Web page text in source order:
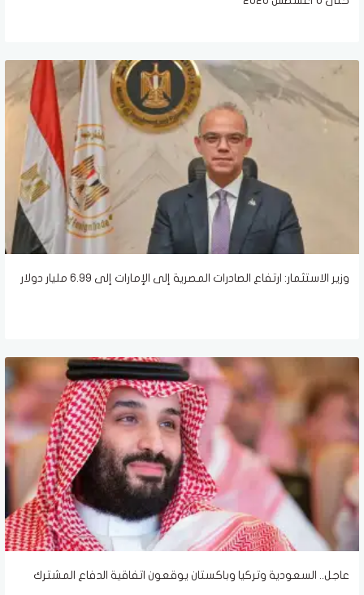
وزير الاستثمار: ارتفاع الصادرات المصرية إلى الإمارات إلى 6.99 مليار دولار
عاجل.. السعودية وتركيا وباكستان يوقعون اتفاقية الدفاع المشترك